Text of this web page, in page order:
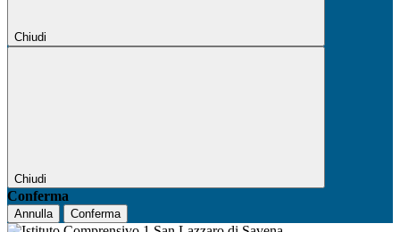
Chiudi
Chiudi
Conferma
Annulla Conferma